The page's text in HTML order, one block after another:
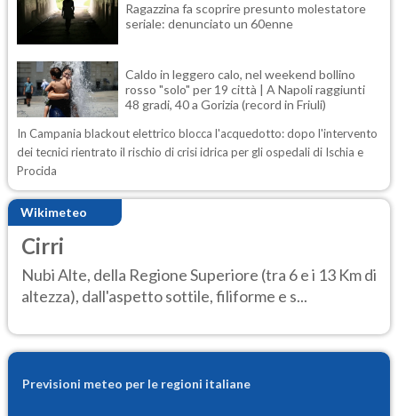
Ragazzina fa scoprire presunto molestatore
seriale: denunciato un 60enne
Caldo in leggero calo, nel weekend bollino
rosso "solo" per 19 città | A Napoli raggiunti
48 gradi, 40 a Gorizia (record in Friuli)
In Campania blackout elettrico blocca l'acquedotto: dopo l'intervento
dei tecnici rientrato il rischio di crisi idrica per gli ospedali di Ischia e
Procida
Wikimeteo
Cirri
Nubi Alte, della Regione Superiore (tra 6 e i 13 Km di
altezza), dall'aspetto sottile, filiforme e s...
Previsioni meteo per le regioni italiane